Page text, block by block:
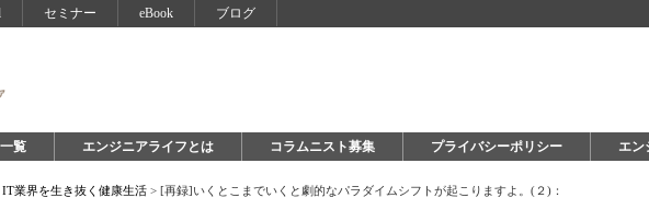
セミナー eBook ブログ
覧 エンジニアライフとは コラムニスト募集 プライバシーポリシー エン
IT業界を生き抜く健康生活 > [再録]いくとこまでいくと劇的なパラダイムシフトが起こりますよ。(２)：